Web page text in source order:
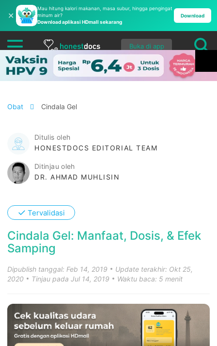
✕
Mau hitung kalori makanan, masa subur, hingga pengingat
minum air?
Download aplikasi HDmall sekarang
Download
Buka di app
Obat Cindala Gel
Ditulis oleh
HONESTDOCS EDITORIAL TEAM
Ditinjau oleh
DR. AHMAD MUHLISIN
✓ Tervalidasi
Cindala Gel: Manfaat, Dosis, & Efek
Samping
Dipublish tanggal: Feb 14, 2019
Update terakhir: Okt 25,
2020
Tinjau pada Jul 14, 2019 Waktu baca: 5 menit